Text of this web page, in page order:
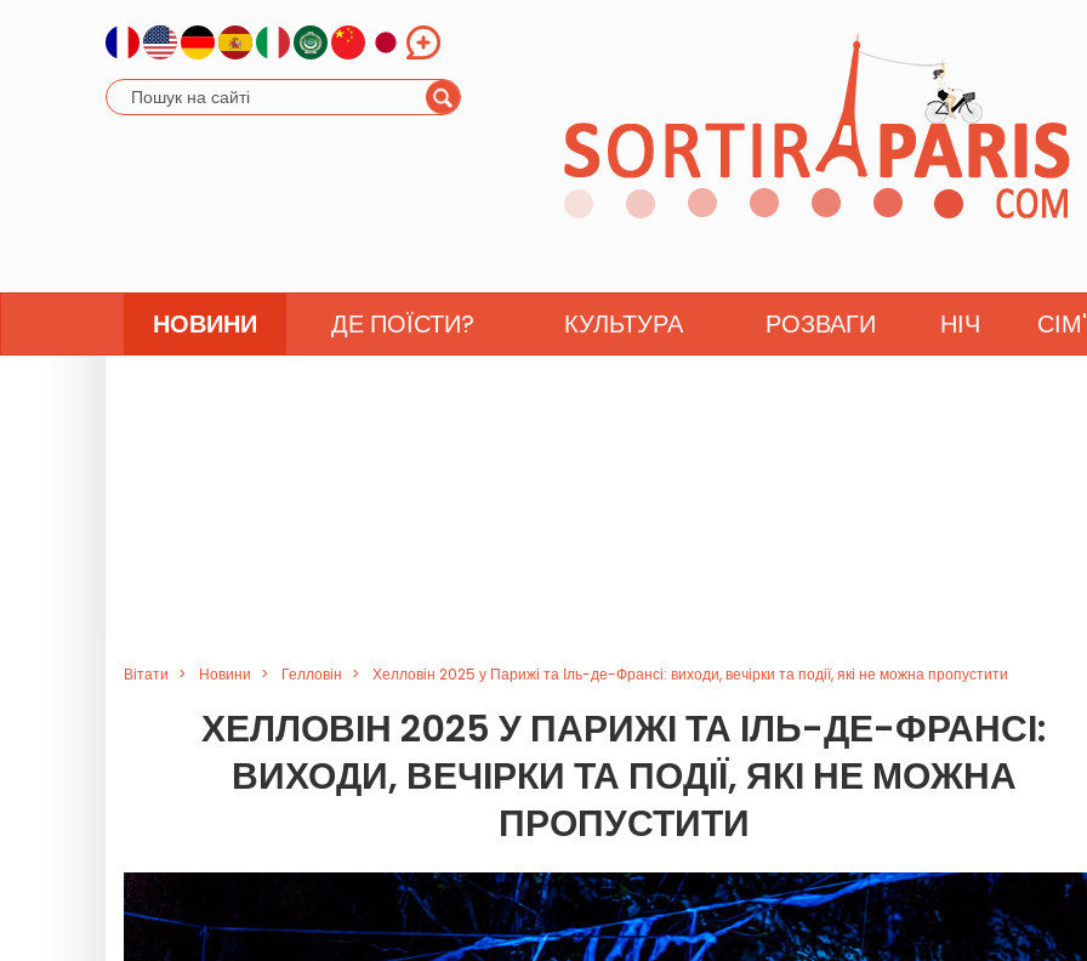
НОВИНИ ДЕ ПОЇСТИ? КУЛЬТУРА РОЗВАГИ НІЧ
Вітати Новини Гелловін Хелловін 2025 у Парижі та Іль-де-Франсі: виходи, вечірки та події, які не можна пропустити
ХЕЛЛОВІН 2025 У ПАРИЖІ ТА ІЛЬ-ДЕ-ФРАНСІ:
ВИХОДИ, ВЕЧІРКИ ТА ПОДІЇ, ЯКІ НЕ МОЖНА
ПРОПУСТИТИ